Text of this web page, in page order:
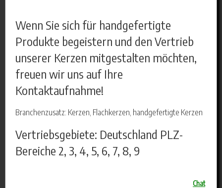
Wenn Sie sich für handgefertigte
Produkte begeistern und den Vertrieb
unserer Kerzen mitgestalten möchten,
freuen wir uns auf Ihre
Kontaktaufnahme!
Branchenzusatz: Kerzen, Flachkerzen, handgefertigte Kerzen
Vertriebsgebiete: Deutschland PLZ-
Bereiche 2, 3, 4, 5, 6, 7, 8, 9
Chat